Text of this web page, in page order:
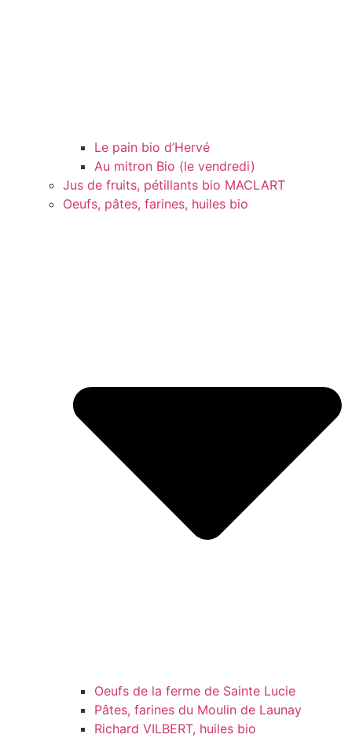
Le pain bio d’Hervé
Au mitron Bio (le vendredi)
Jus de fruits, pétillants bio MACLART
Oeufs, pâtes, farines, huiles bio
Oeufs de la ferme de Sainte Lucie
Pâtes, farines du Moulin de Launay
Richard VILBERT, huiles bio